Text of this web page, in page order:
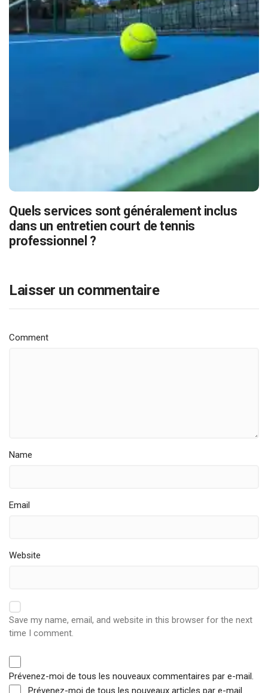
Quels services sont généralement inclus
dans un entretien court de tennis
professionnel ?
Laisser un commentaire
Comment
Name
Email
Website
Save my name, email, and website in this browser for the next
time I comment.
Prévenez-moi de tous les nouveaux commentaires par e-mail.
Prévenez-moi de tous les nouveaux articles par e-mail.